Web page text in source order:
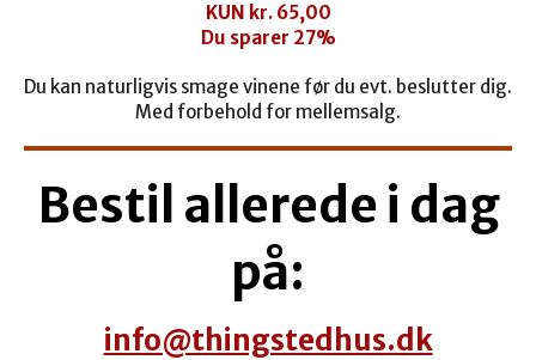
KUN kr. 65,00
Du sparer 27%
Du kan naturligvis smage vinene før du evt. beslutter dig.
Med forbehold for mellemsalg.
Bestil allerede i dag
på:
info@thingstedhus.dk